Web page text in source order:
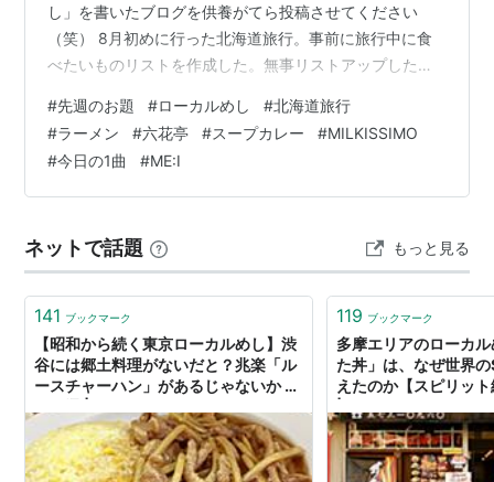
し」を書いたブログを供養がてら投稿させてください
（笑） 8月初めに行った北海道旅行。事前に旅行中に食
べたいものリストを作成した。無事リストアップしたも
順。 ・札幌麺屋一馬 味噌バターコーン すすきのにある
ラーメン屋。今年3月にNissyが札幌でライブ後に訪れ、
自身のInstagramでこのお店を紹介していた。 Nissyが食
べていたものと同じ味噌バターコーンを注文。麵の硬さ
はかためが好きなの…
#先週のお題 #ローカルめし #北海道旅行
#ラーメン #六花亭 #スープカレー #MILKISSIMO
#今日の1曲 #ME:I
ネットで話題 もっと見る
141 ブックマーク
【昭和から続く東京ローカルめし】渋
谷には郷土料理がないだと？兆楽「ル
ースチャーハン」があるじゃないか -
119 ブックマーク
多摩エリアのローカ
た丼」は、なぜ世界
えたのか【スピリッ